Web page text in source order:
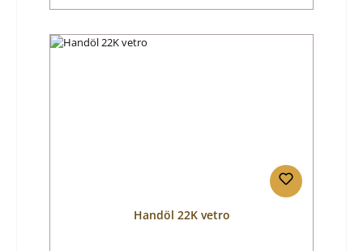
Handöl 22K vetro